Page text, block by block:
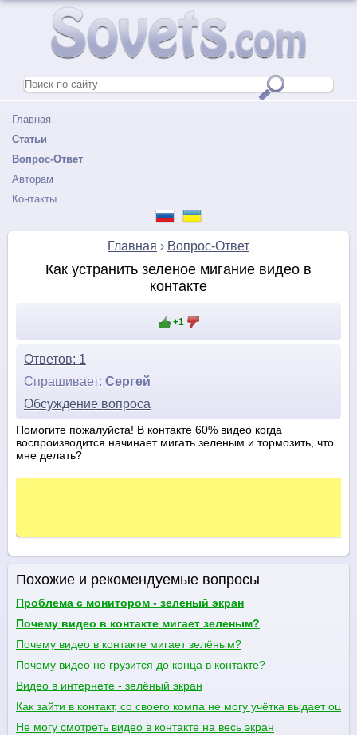
Главная
Статьи
Вопрос-Ответ
Авторам
Контакты
Главная › Вопрос-Ответ
Как устранить зеленое мигание видео в
контакте
+1
Ответов: 1
Спрашивает: Сергей
Обсуждение вопроса
Помогите пожалуйста! В контакте 60% видео когда
воспроизводится начинает мигать зеленым и тормозить, что
мне делать?
Похожие и рекомендуемые вопросы
Проблема с монитором - зеленый экран
Почему видео в контакте мигает зеленым?
Почему видео в контакте мигает зелёным?
Почему видео не грузится до конца в контакте?
Видео в интернете - зелёный экран
Как зайти в контакт, со своего компа не могу учётка выдает
Не могу смотреть видео в контакте на весь экран